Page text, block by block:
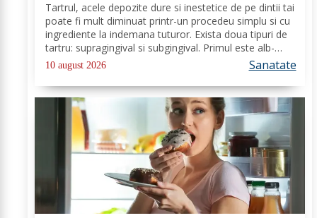
Tartrul, acele depozite dure si inestetice de pe dintii tai
poate fi mult diminuat printr-un procedeu simplu si cu
ingrediente la indemana tuturor. Exista doua tipuri de
tartru: supragingival si subgingival. Primul este alb-
galbui, cu consistenta redusa la inceput, dar poate
ajunge la un...
10 august 2026 Sanatate